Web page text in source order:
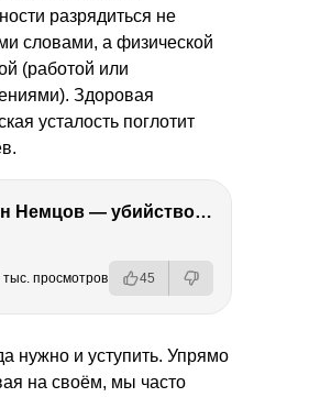
разрядиться не
словами, а физической
(работой или
Здоровая
усталость поглотит
Антон Немцов — убийство Бориса Немцова, переезд в Дубай, семья и политика
тыс. просмотров 45
нужно и уступить. Упрямо
на своём, мы часто